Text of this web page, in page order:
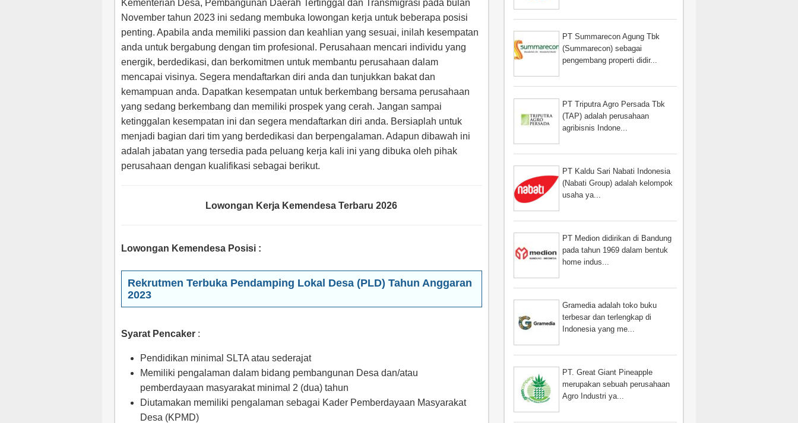
Kementerian Desa, Pembangunan Daerah Tertinggal dan Transmigrasi pada bulan
November tahun 2023 ini sedang membuka lowongan kerja untuk beberapa posisi
penting. Apabila anda memiliki passion dan keahlian yang sesuai, inilah kesempatan
anda untuk bergabung dengan tim profesional. Perusahaan mencari individu yang
energik, berdedikasi, dan berkomitmen untuk membantu perusahaan dalam
mencapai visinya. Segera mendaftarkan diri anda dan tunjukkan bakat dan
kemampuan anda. Dapatkan kesempatan untuk berkembang bersama perusahaan
yang sedang berkembang dan memiliki prospek yang cerah. Jangan sampai
ketinggalan kesempatan ini dan segera mendaftarkan diri anda. Bersiaplah untuk
menjadi bagian dari tim yang berdedikasi dan berpengalaman. Adapun dibawah ini
adalah jabatan yang tersedia pada peluang kerja kali ini yang dibuka oleh pihak
perusahaan dengan kualifikasi sebagai berikut.
Lowongan Kerja Kemendesa Terbaru 2026
Lowongan Kemendesa Posisi :
Rekrutmen Terbuka Pendamping Lokal Desa (PLD) Tahun Anggaran
2023
Syarat Pencaker :
Pendidikan minimal SLTA atau sederajat
Memiliki pengalaman dalam bidang pembangunan Desa dan/atau
pemberdayaan masyarakat minimal 2 (dua) tahun
Diutamakan memiliki pengalaman sebagai Kader Pemberdayaan Masyarakat
Desa (KPMD)
PT Summarecon Agung Tbk
(Summarecon) sebagai
pengembang properti didir...
PT Triputra Agro Persada Tbk
(TAP) adalah perusahaan
agribisnis Indone...
PT Kaldu Sari Nabati Indonesia
(Nabati Group) adalah kelompok
usaha ya...
PT Medion didirikan di Bandung
pada tahun 1969 dalam bentuk
home indus...
Gramedia adalah toko buku
terbesar dan terlengkap di
Indonesia yang me...
PT. Great Giant Pineapple
merupakan sebuah perusahaan
Agro Industri ya...